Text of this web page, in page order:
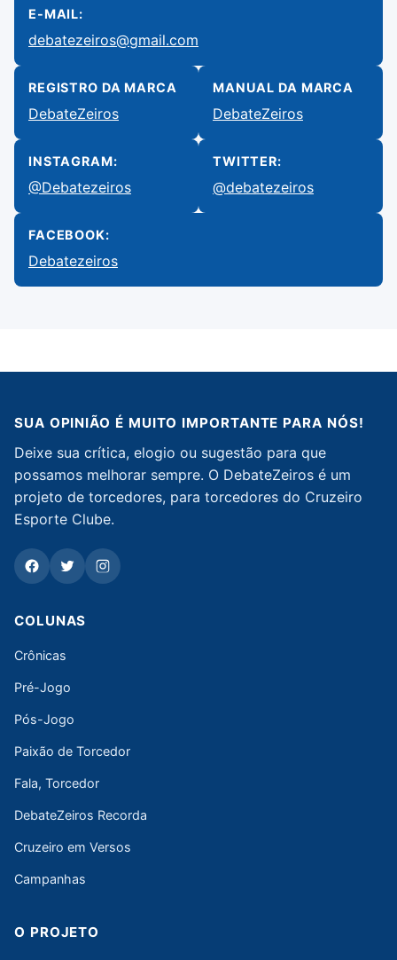
E-MAIL:
debatezeiros@gmail.com
REGISTRO DA MARCA
DebateZeiros
MANUAL DA MARCA
DebateZeiros
INSTAGRAM:
@Debatezeiros
TWITTER:
@debatezeiros
FACEBOOK:
Debatezeiros
SUA OPINIÃO É MUITO IMPORTANTE PARA NÓS!
Deixe sua crítica, elogio ou sugestão para que
possamos melhorar sempre. O DebateZeiros é um
projeto de torcedores, para torcedores do Cruzeiro
Esporte Clube.
COLUNAS
Crônicas
Pré-Jogo
Pós-Jogo
Paixão de Torcedor
Fala, Torcedor
DebateZeiros Recorda
Cruzeiro em Versos
Campanhas
O PROJETO